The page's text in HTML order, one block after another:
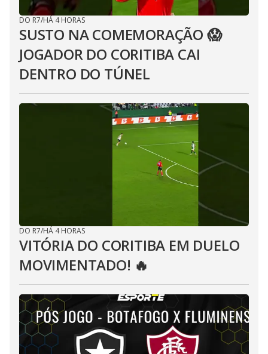
DO R7/HÁ 4 HORAS
SUSTO NA COMEMORAÇÃO 😱
JOGADOR DO CORITIBA CAI
DENTRO DO TÚNEL
DO R7/HÁ 4 HORAS
VITÓRIA DO CORITIBA EM DUELO
MOVIMENTADO! 🔥